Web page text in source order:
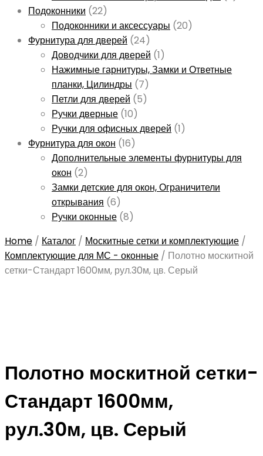
Подоконники (22)
Подоконники и аксессуары (20)
Фурнитура для дверей (24)
Доводчики для дверей (1)
Нажимные гарнитуры, Замки и Ответные
планки, Цилиндры (7)
Петли для дверей (5)
Ручки дверные (10)
Ручки для офисных дверей (1)
Фурнитура для окон (16)
Дополнительные элементы фурнитуры для
окон (2)
Замки детские для окон, Ограничители
открывания (6)
Ручки оконные (8)
Home / Каталог / Москитные сетки и комплектующие /
Комплектующие для МС - оконные / Полотно москитной
сетки-Стандарт 1600мм, рул.30м, цв. Серый
Полотно москитной сетки-
Стандарт 1600мм,
рул.30м, цв. Серый